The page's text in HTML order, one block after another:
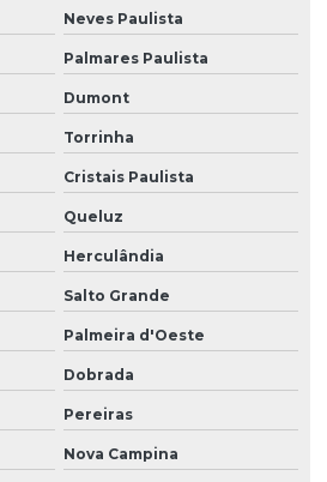
Neves Paulista
Palmares Paulista
Dumont
Torrinha
Cristais Paulista
Queluz
Herculândia
Salto Grande
Palmeira d'Oeste
Dobrada
Pereiras
Nova Campina